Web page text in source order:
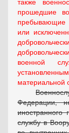
прошедшие
пребывающие
или
военной
материальной
Федерации,
иностранного
службу в